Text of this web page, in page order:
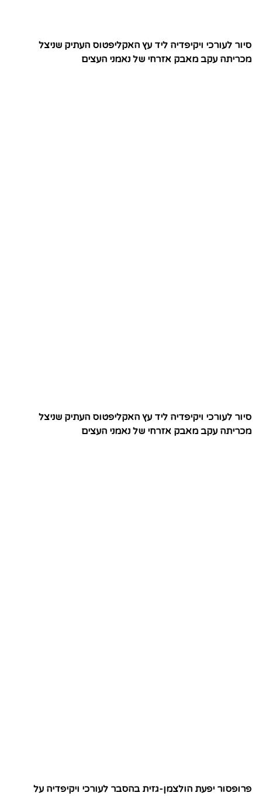
סיור לעורכי ויקיפדיה ליד עץ האקליפטוס העתיק שניצל
מכריתה עקב מאבק אזרחי של נאמני העצים
סיור לעורכי ויקיפדיה ליד עץ האקליפטוס העתיק שניצל
מכריתה עקב מאבק אזרחי של נאמני העצים
פרופסור יפעת הולצמן-גזית בהסבר לעורכי ויקיפדיה על